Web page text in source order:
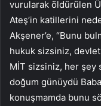
vurularak öldürülen
Ateş’in katillerini
Akşener’e, “Bunu
hukuk sizsiniz,
MİT sizsiniz, her şey
doğum günüydü
konuşmamda bunu